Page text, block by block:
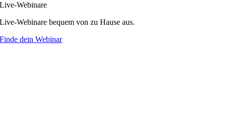
Live-Webinare
Live-Webinare bequem von zu Hause aus.
Finde dein Webinar